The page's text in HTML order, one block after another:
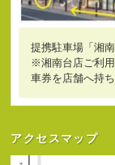
提携駐車場「湘
※湘南台店ご利
車券を店舗へ持ち
アクセスマップ